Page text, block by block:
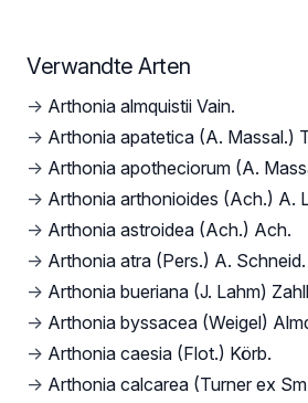
Verwandte Arten
→ Arthonia almquistii Vain.
→ Arthonia apatetica (A. Massal.)
→ Arthonia apotheciorum (A.
→ Arthonia arthonioides (Ach.) A.
→ Arthonia astroidea (Ach.) Ach.
→ Arthonia atra (Pers.) A. Schneid.
→ Arthonia bueriana (J. Lahm)
→ Arthonia byssacea (Weigel)
→ Arthonia caesia (Flot.) Körb.
→ Arthonia calcarea (Turner ex